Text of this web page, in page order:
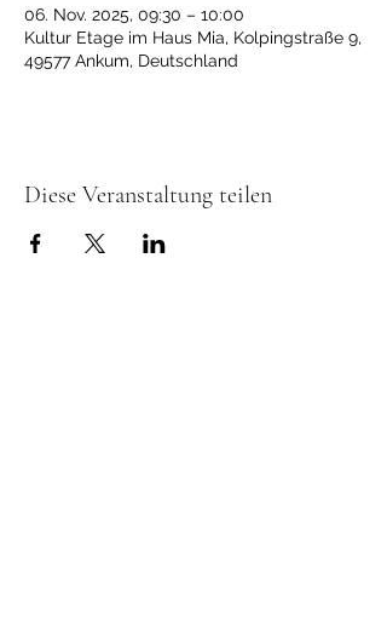
06. Nov. 2025, 09:30 – 10:00
Kultur Etage im Haus Mia, Kolpingstraße 9,
49577 Ankum, Deutschland
Diese Veranstaltung teilen